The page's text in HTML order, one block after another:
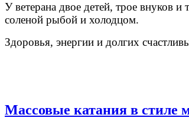
У ветерана двое детей, трое внуков
соленой рыбой и холодцом.
Здоровья, энергии и долгих
Массовые катания в стиле